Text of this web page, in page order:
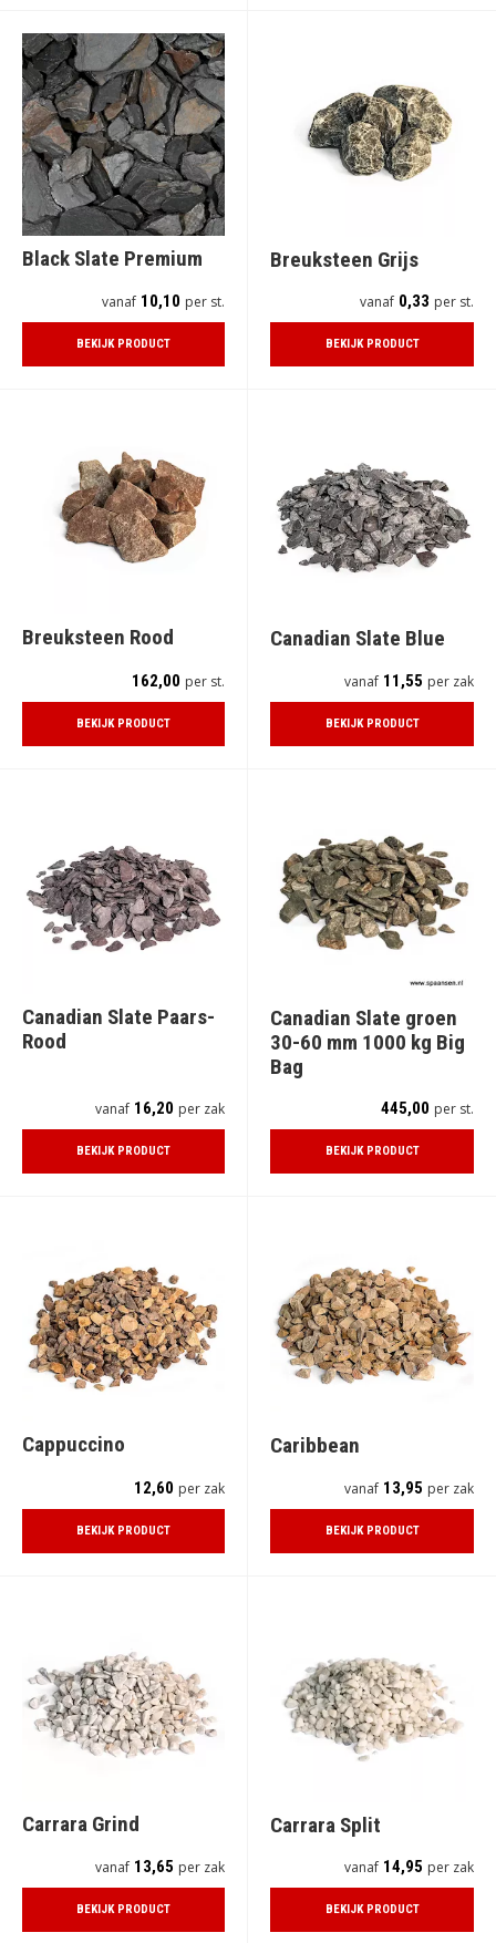
Black Slate Premium
vanaf 10,10 per st.
BEKIJK PRODUCT
Breuksteen Grijs
vanaf 0,33 per st.
BEKIJK PRODUCT
Breuksteen Rood
162,00 per st.
BEKIJK PRODUCT
Canadian Slate Blue
vanaf 11,55 per zak
BEKIJK PRODUCT
Canadian Slate Paars-
Rood
vanaf 16,20 per zak
BEKIJK PRODUCT
Canadian Slate groen
30-60 mm 1000 kg Big
Bag
445,00 per st.
BEKIJK PRODUCT
Cappuccino
12,60 per zak
BEKIJK PRODUCT
Caribbean
vanaf 13,95 per zak
BEKIJK PRODUCT
Carrara Grind
vanaf 13,65 per zak
BEKIJK PRODUCT
Carrara Split
vanaf 14,95 per zak
BEKIJK PRODUCT